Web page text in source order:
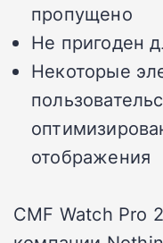
пропущено
Не пригоден
Некоторые
отображения
CMF Watch Pro